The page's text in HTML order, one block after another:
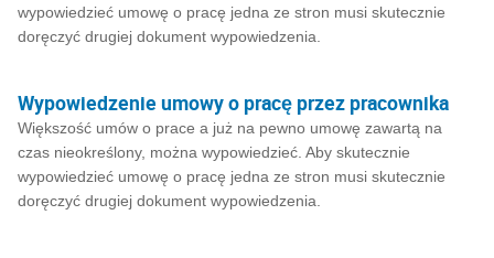
wypowiedzieć umowę o pracę jedna ze stron musi skutecznie
doręczyć drugiej dokument wypowiedzenia.
Wypowiedzenie umowy o pracę przez pracownika
Większość umów o prace a już na pewno umowę zawartą na
czas nieokreślony, można wypowiedzieć. Aby skutecznie
wypowiedzieć umowę o pracę jedna ze stron musi skutecznie
doręczyć drugiej dokument wypowiedzenia.